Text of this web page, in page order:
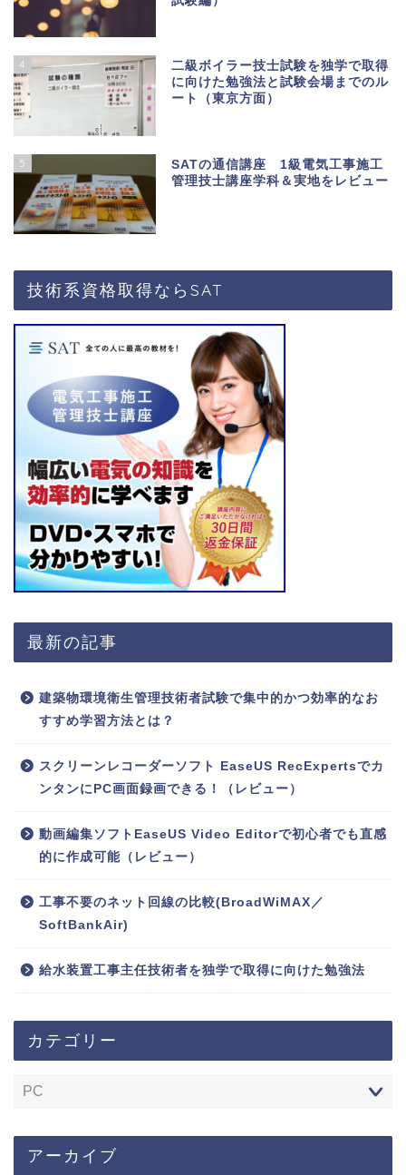
4
二級ボイラー技士試験を独学で取得
に向けた勉強法と試験会場までのル
ート（東京方面）
5
SATの通信講座 1級電気工事施工
管理技士講座学科＆実地をレビュー
技術系資格取得ならSAT
最新の記事
建築物環境衛生管理技術者試験で集中的かつ効率的なお
すすめ学習方法とは？
スクリーンレコーダーソフト EaseUS RecExpertsでカ
ンタンにPC画面録画できる！（レビュー）
動画編集ソフトEaseUS Video Editorで初心者でも直感
的に作成可能（レビュー）
工事不要のネット回線の比較(BroadWiMAX／
SoftBankAir)
給水装置工事主任技術者を独学で取得に向けた勉強法
カテゴリー
アーカイブ